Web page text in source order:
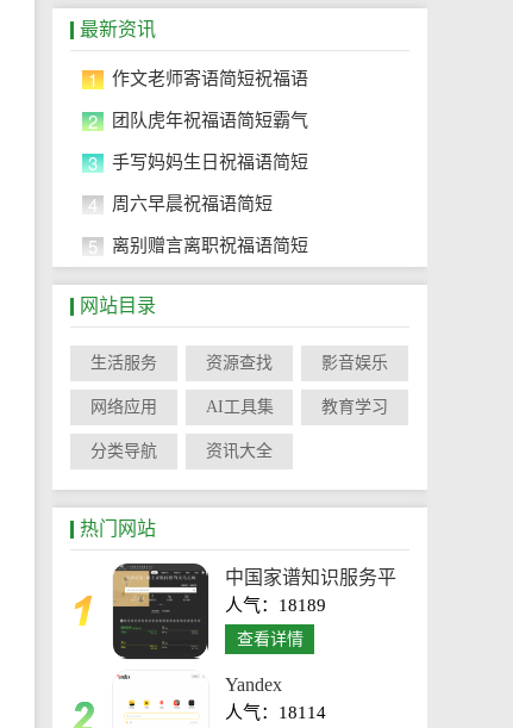
最新资讯
1 作文老师寄语简短祝福语
2 团队虎年祝福语简短霸气
3 手写妈妈生日祝福语简短
4 周六早晨祝福语简短
5 离别赠言离职祝福语简短
网站目录
生活服务 资源查找 影音娱乐
网络应用 AI工具集 教育学习
分类导航 资讯大全
热门网站
中国家谱知识服务平
台
人气：18189
查看详情
Yandex
人气：18114